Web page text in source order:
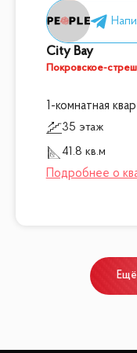
City Bay
Покровское-
1-комнатная
35 этаж
41.8 кв.м
Ещё